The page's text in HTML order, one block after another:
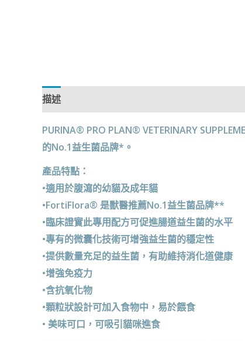
描述
PURINA® PRO PLAN® VETERINARY
的No.1益生菌品牌*。
產品特點：
•適用於腹瀉的幼貓及成年貓
•FortiFlora® 是獸醫推薦No.1益生菌品牌**
•臨床證實此專用配方可促進腸道益生菌的水平
•專有的微囊化技術可增強益生菌的穩定性
•提供數量充足的益生菌，有助維持消化道健康
•增強免疫力
•含抗氧化物
•顆粒狀設計可加入食物中，易於餵食
• 美味可口，可吸引貓咪進食